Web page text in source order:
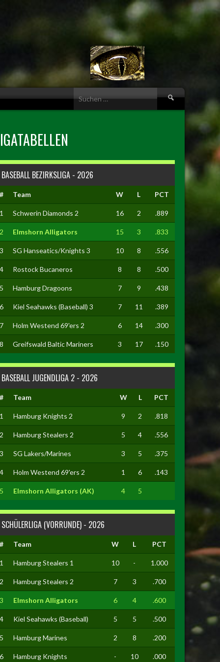
Suche
BASEBALL BEZIRKSLIGA - 2026
Team W L PCT
Schwerin Diamonds 2 16 2 .889
Elmshorn Alligators 15 3 .833
SG Hanseatics/Knights 3 10 8 .556
Rostock Bucaneros 8 8 .500
Hamburg Dragoons 7 9 .438
Kiel Seahawks (Baseball) 3 7 11 .389
Holm Westend 69'ers 2 6 14 .300
Greifswald Baltic Mariners 3 17 .150
BASEBALL JUGENDLIGA 2 - 2026
# Team W L PCT
1 Hamburg Knights 2 9 2 .818
2 Hamburg Stealers 2 5 4 .556
3 SG Lakers/Marines 3 5 .375
4 Holm Westend 69'ers 2 1 6 .143
5 Elmshorn Alligators (AK) 4 5
SCHÜLERLIGA (VORRUNDE) - 2026
# Team W L PCT
1 Hamburg Stealers 1 10 - 1.000
2 Hamburg Stealers 2 7 3 .700
3 Elmshorn Alligators 6 4 .600
4 Kiel Seahawks (Baseball) 5 5 .500
5 Hamburg Marines 2 8 .200
6 Hamburg Knights - 10 .000